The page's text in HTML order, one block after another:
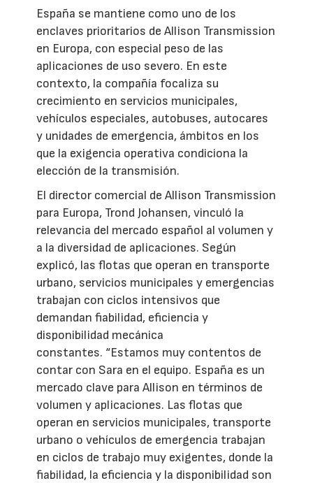
España se mantiene como uno de los
enclaves prioritarios de Allison Transmission
en Europa, con especial peso de las
aplicaciones de uso severo. En este
contexto, la compañía focaliza su
crecimiento en servicios municipales,
vehículos especiales, autobuses, autocares
y unidades de emergencia, ámbitos en los
que la exigencia operativa condiciona la
elección de la transmisión.
El director comercial de Allison Transmission
para Europa, Trond Johansen, vinculó la
relevancia del mercado español al volumen y
a la diversidad de aplicaciones. Según
explicó, las flotas que operan en transporte
urbano, servicios municipales y emergencias
trabajan con ciclos intensivos que
demandan fiabilidad, eficiencia y
disponibilidad mecánica
constantes. “Estamos muy contentos de
contar con Sara en el equipo. España es un
mercado clave para Allison en términos de
volumen y aplicaciones. Las flotas que
operan en servicios municipales, transporte
urbano o vehículos de emergencia trabajan
en ciclos de trabajo muy exigentes, donde la
fiabilidad, la eficiencia y la disponibilidad son